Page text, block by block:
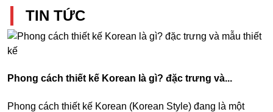
TIN TỨC
Phong cách thiết kế Korean là gì? đặc trưng và...
Phong cách thiết kế Korean (Korean Style) đang là một